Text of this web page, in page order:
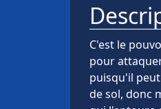
C'est le
pour
puisqu'il
de sol, donc